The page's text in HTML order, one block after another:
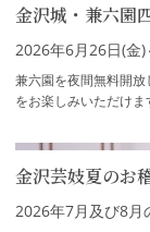
金沢城・兼六園
2026年6月26日(金)
兼六園を夜間無料開
をお楽しみいただけ
金沢芸妓夏のお
2026年7月及び8月